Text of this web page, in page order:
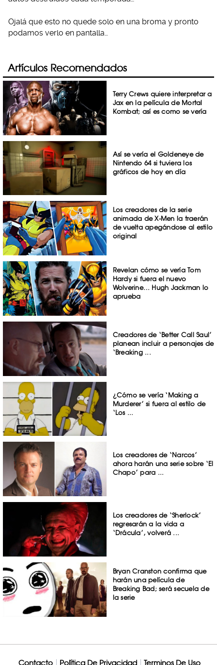
Ojalá que esto no quede solo en una broma y pronto
podamos verlo en pantalla…
Artículos Recomendados
Terry Crews quiere interpretar a
Jax en la película de Mortal
Kombat; así es como se vería
Así se vería el Goldeneye de
Nintendo 64 si tuviera los
gráficos de hoy en día
Los creadores de la serie
animada de X-Men la traerán
de vuelta apegándose al estilo
original
Revelan cómo se vería Tom
Hardy si fuera el nuevo
Wolverine… Hugh Jackman lo
aprueba
Creadores de ‘Better Call Saul’
planean incluir a personajes de
‘Breaking ...
¿Cómo se vería ‘Making a
Murderer’ si fuera al estilo de
‘Los ...
Los creadores de ‘Narcos’
ahora harán una serie sobre ‘El
Chapo’ para ...
Los creadores de ‘Sherlock’
regresarán a la vida a
‘Drácula’, volverá ...
Bryan Cranston confirma que
harán una película de
Breaking Bad; será secuela de
la serie
Contacto Política De Privacidad Terminos De Uso